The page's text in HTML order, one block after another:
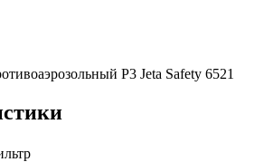
P3 Jeta Safety 6521